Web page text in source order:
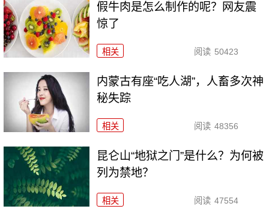
假牛肉是怎么制作的呢？网友震
惊了
相关 阅读 50423
内蒙古有座“吃人湖”，人畜多次神
秘失踪
相关 阅读 48356
昆仑山“地狱之门”是什么？为何被
列为禁地？
相关 阅读 47554